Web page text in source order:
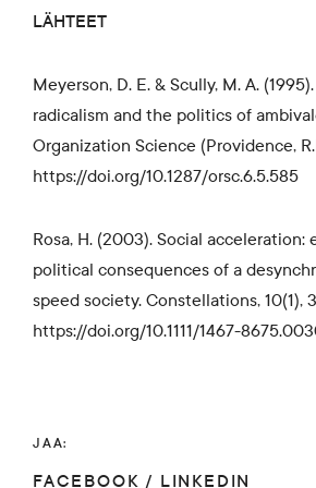
LÄHTEET
Meyerson, D. E. & Scully, M. A.
radicalism and the politics of
Organization Science (Providence,
https://doi.org/10.1287/orsc.6.5.585
Rosa, H. (2003). Social acceleration:
political consequences of a
speed society. Constellations, 10(1),
https://doi.org/10.1111/1467-
JAA:
FACEBOOK / LINKEDIN